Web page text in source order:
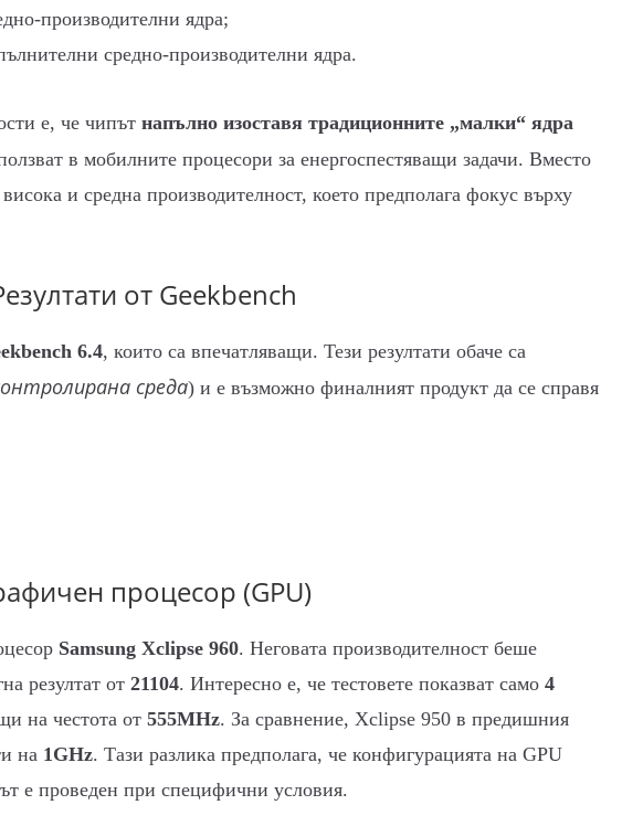
производителни ядра;
средно-производителни ядра.
е, че чипът напълно изоставя традиционните „малки“ ядра
в мобилните процесори за енергоспестяващи задачи. Вместо
и средна производителност, което предполага фокус върху
от Geekbench
6.4, които са впечатляващи. Тези резултати обаче са
среда) и е възможно финалният продукт да се справя
процесор (GPU)
Samsung Xclipse 960. Неговата производителност беше
резултат от 21104. Интересно е, че тестовете показват само 4
на честота от 555MHz. За сравнение, Xclipse 950 в предишния
на 1GHz. Тази разлика предполага, че конфигурацията на GPU
е проведен при специфични условия.